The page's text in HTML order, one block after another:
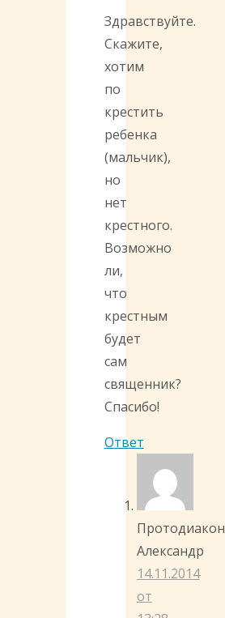
Здравствуйте.
Скажите,
хотим
по
крестить
ребенка
(мальчик),
но
нет
крестного.
Возможно
ли,
что
крестным
будет
сам
священник?
Спасибо!
Ответ
Протодиакон
Александр
14.11.2014
от